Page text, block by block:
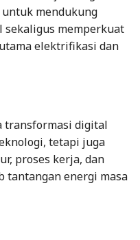
mendukung
sekaligus memperkuat
elektrifikasi dan
transformasi digital
tetapi juga
proses kerja, dan
tantangan energi masa